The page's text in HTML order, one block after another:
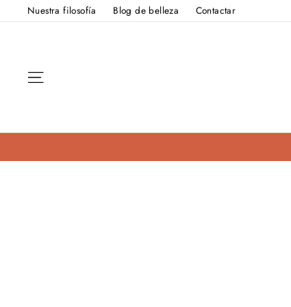
directamente
Nuestra filosofía Blog de belleza Contactar